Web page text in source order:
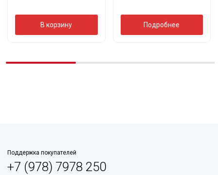
В корзину Подробнее
Поддержка покупателей
+7 (978) 7978 250